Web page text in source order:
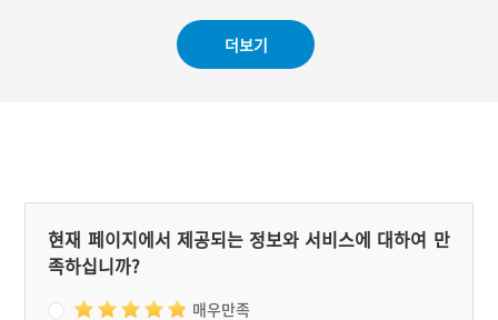
도 매년 정성을 다해 치러지
더기 등이 확인되었고, 성
밖에서는 성을 물로 둘러싸
보호하는 해자를 확인했다.
더보기
현재 페이지에서 제공되는 정보와 서비스에 대하여 만
족하십니까?
매우만족